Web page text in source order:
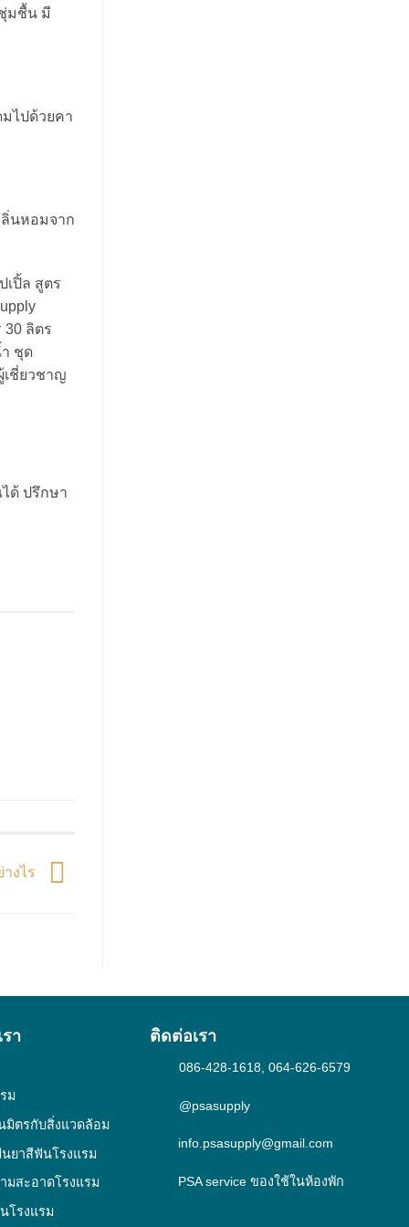
มชื้น มี
ไปด้วยคา
นหอมจาก
ปิ้ล สูตร
ลิตร
ชุด
เชี่ยวชาญ
ด้ ปรึกษา
งไร
า
ม
มิตรกับสิ่งแวดล้อม
ยาสีฟันโรงแรม
มสะอาดโรงแรม
โรงแรม
ติดต่อเรา
086-428-1618 ,064-626-6579
@psasupply
info.psasupply@gmail.com
PSA service ของใช้ในห้องพัก